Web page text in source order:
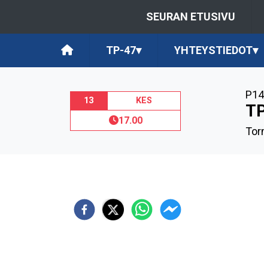
SEURAN ETUSIVU
TP-47▾ YHTEYSTIEDOT▾
13 KES
17.00